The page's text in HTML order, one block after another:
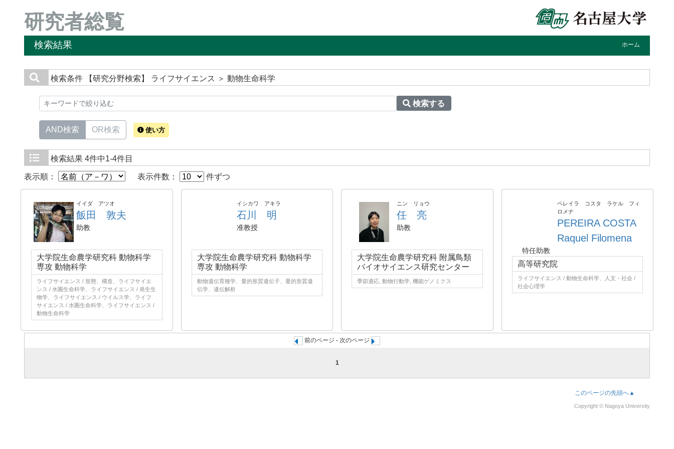
研究者総覧
検索結果 ホーム
検索条件 【研究分野検索】 ライフサイエンス ＞ 動物生命科学
検索する
AND検索 OR検索 使い方
検索結果 4件中1-4件目
表示順： 表示件数： 件ずつ
イイダ アツオ
飯田 敦夫
助教
大学院生命農学研究科 動物科学
専攻 動物科学
ライフサイエンス / 形態、構造、ライフサイエ
ンス / 水圏生命科学、ライフサイエンス / 発生生
物学、ライフサイエンス / ウイルス学、ライフ
サイエンス / 水圏生命科学、ライフサイエンス /
動物生命科学
イシカワ アキラ
石川 明
准教授
大学院生命農学研究科 動物科学
専攻 動物科学
動物遺伝育種学、量的形質遺伝子、量的形質遺
伝学、遺伝解析
ニン リョウ
任 亮
助教
大学院生命農学研究科 附属鳥類
バイオサイエンス研究センター
季節適応, 動物行動学, 機能ゲノミクス
ペレイラ コスタ ラケル フィ
ロメナ
PEREIRA COSTA
Raquel Filomena
特任助教
高等研究院
ライフサイエンス / 動物生命科学、人文・社会 /
社会心理学
前のページ - 次のページ
1
このページの先頭へ▲
Copyright © Nagoya University